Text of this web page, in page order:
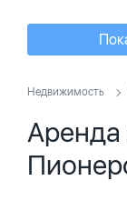
Недвижимость
Аренда